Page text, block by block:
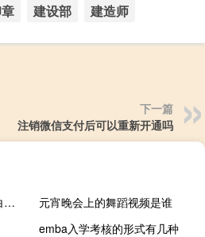
建设部 建造师
下一篇
注销微信支付后可以重新开通吗
白加偏旁组新字百对吗（白加偏旁组新字）
元宵晚会上的舞蹈视频是谁
emba入学考核的形式有几种